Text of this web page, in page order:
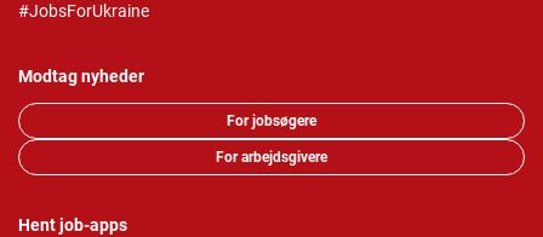
#JobsForUkraine
Modtag nyheder
For jobsøgere
For arbejdsgivere
Hent job-apps